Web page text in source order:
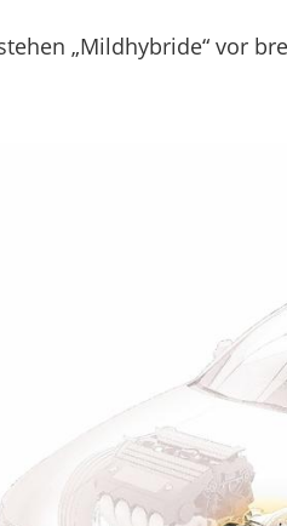
„Mildhybride“ vor